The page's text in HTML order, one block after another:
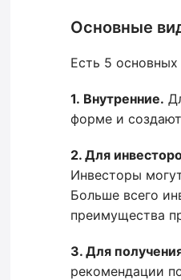
Основные
Есть 5 основных
1. Внутренние.
форме и
2. Для
Инвесторы
Больше всего
преимущества
3. Для
рекомендации